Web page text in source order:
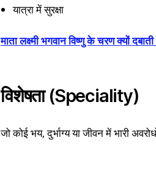
यात्रा में सुरक्षा
माता लक्ष्मी भगवान विष्णु के चरण क्यों
विशेषता (Speciality)
जो कोई भय, दुर्भाग्य या जीवन में भारी